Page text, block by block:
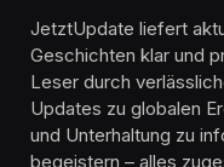
JetztUpdate liefert
Geschichten klar und
Leser durch
Updates zu globalen
und Unterhaltung zu
begeistern – alles